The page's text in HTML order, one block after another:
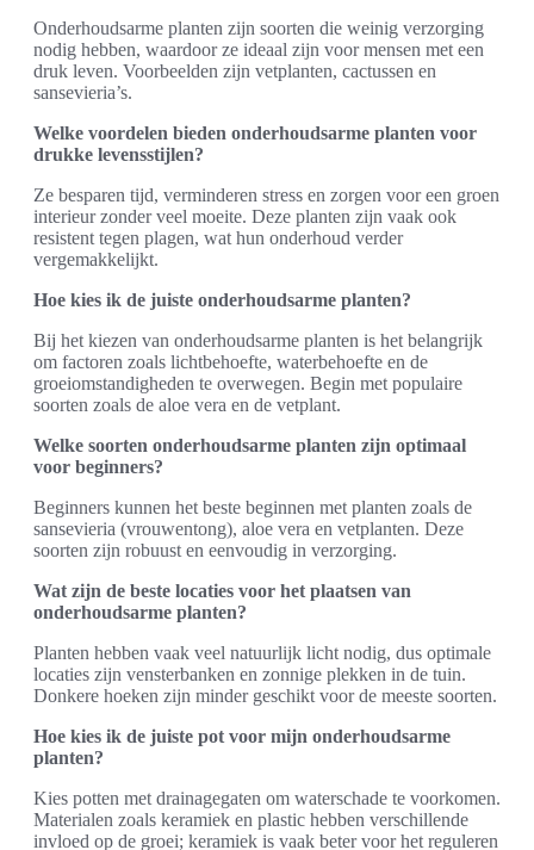
Onderhoudsarme planten zijn soorten die weinig verzorging
nodig hebben, waardoor ze ideaal zijn voor mensen met een
druk leven. Voorbeelden zijn vetplanten, cactussen en
sansevieria’s.
Welke voordelen bieden onderhoudsarme planten voor
drukke levensstijlen?
Ze besparen tijd, verminderen stress en zorgen voor een groen
interieur zonder veel moeite. Deze planten zijn vaak ook
resistent tegen plagen, wat hun onderhoud verder
vergemakkelijkt.
Hoe kies ik de juiste onderhoudsarme planten?
Bij het kiezen van onderhoudsarme planten is het belangrijk
om factoren zoals lichtbehoefte, waterbehoefte en de
groeiomstandigheden te overwegen. Begin met populaire
soorten zoals de aloe vera en de vetplant.
Welke soorten onderhoudsarme planten zijn optimaal
voor beginners?
Beginners kunnen het beste beginnen met planten zoals de
sansevieria (vrouwentong), aloe vera en vetplanten. Deze
soorten zijn robuust en eenvoudig in verzorging.
Wat zijn de beste locaties voor het plaatsen van
onderhoudsarme planten?
Planten hebben vaak veel natuurlijk licht nodig, dus optimale
locaties zijn vensterbanken en zonnige plekken in de tuin.
Donkere hoeken zijn minder geschikt voor de meeste soorten.
Hoe kies ik de juiste pot voor mijn onderhoudsarme
planten?
Kies potten met drainagegaten om waterschade te voorkomen.
Materialen zoals keramiek en plastic hebben verschillende
invloed op de groei; keramiek is vaak beter voor het reguleren